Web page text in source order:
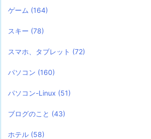
ゲーム (164)
スキー (78)
スマホ、タブレット (72)
パソコン (160)
パソコン-Linux (51)
ブログのこと (43)
ホテル (58)